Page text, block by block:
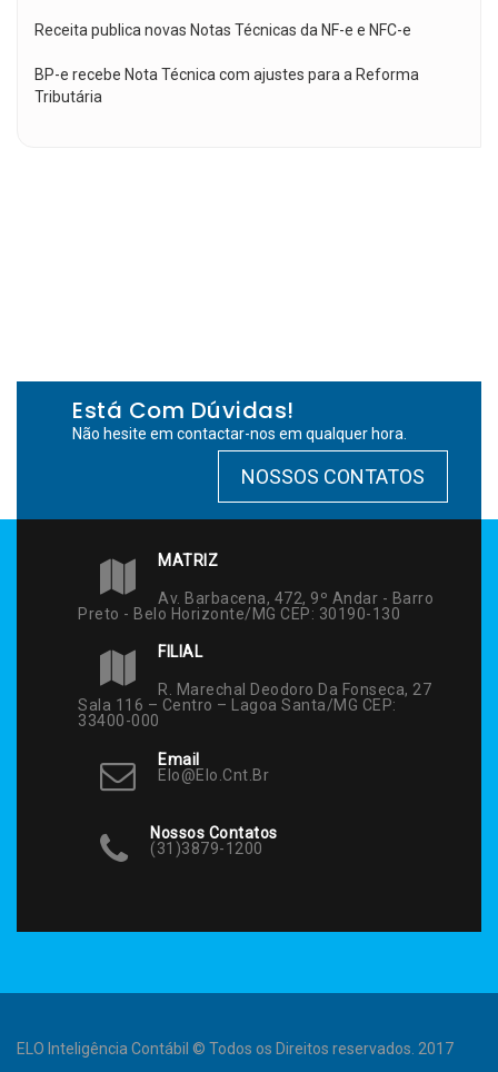
Receita publica novas Notas Técnicas da NF-e e NFC-e
BP-e recebe Nota Técnica com ajustes para a Reforma
Tributária
Está Com Dúvidas!
Não hesite em contactar-nos em qualquer hora.
NOSSOS CONTATOS
MATRIZ
Av. Barbacena, 472, 9º Andar - Barro
Preto - Belo Horizonte/MG CEP: 30190-130
FILIAL
R. Marechal Deodoro Da Fonseca, 27
Sala 116 – Centro – Lagoa Santa/MG CEP:
33400-000
Email
Elo@elo.cnt.br
Nossos Contatos
(31)3879-1200
ELO Inteligência Contábil © Todos os Direitos reservados. 2017